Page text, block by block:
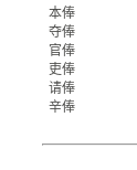
本俸
夺俸
官俸
吏俸
请俸
辛俸